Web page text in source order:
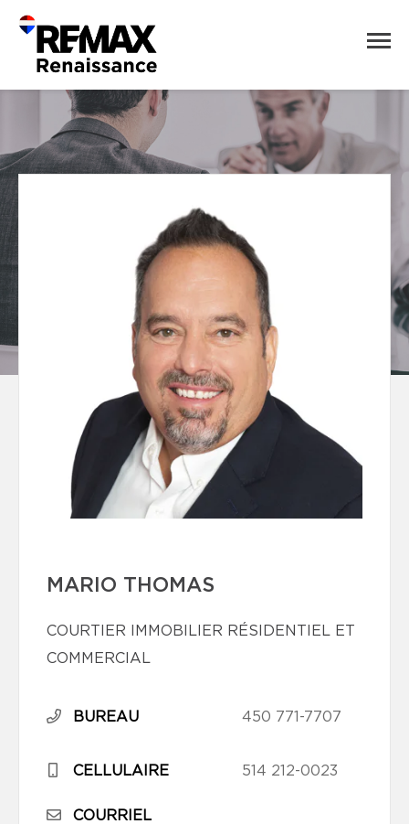
MARIO THOMAS
COURTIER IMMOBILIER RÉSIDENTIEL ET
COMMERCIAL
BUREAU 450 771-7707
CELLULAIRE 514 212-0023
COURRIEL